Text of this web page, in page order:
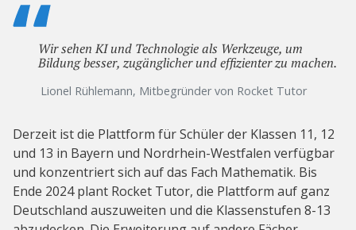
Wir sehen KI und Technologie als Werkzeuge, um
Bildung besser, zugänglicher und effizienter zu machen.
Lionel Rühlemann, Mitbegründer von Rocket Tutor
Derzeit ist die Plattform für Schüler der Klassen 11, 12
und 13 in Bayern und Nordrhein-Westfalen verfügbar
und konzentriert sich auf das Fach Mathematik. Bis
Ende 2024 plant Rocket Tutor, die Plattform auf ganz
Deutschland auszuweiten und die Klassenstufen 8-13